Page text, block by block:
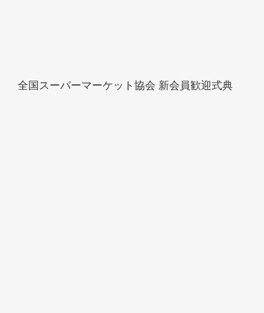
全国スーパーマーケット協会 新会員歓迎式典